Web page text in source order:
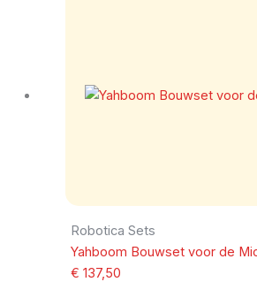
Robotica Sets
Yahboom Bouwset voor de
€ 137,50